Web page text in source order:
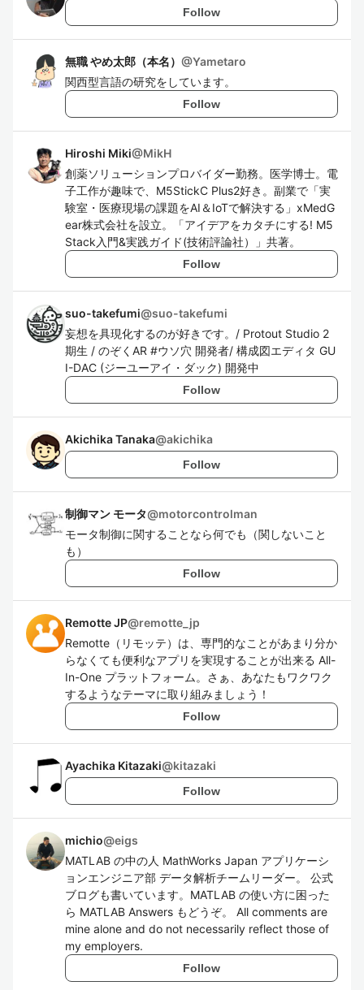
Follow
無職 やめ太郎（本名） @Yametaro
関西型言語の研究をしています。
Follow
Hiroshi Miki@MikH
創薬ソリューションプロバイダー勤務。医学博士。電
子工作が趣味で、M5StickC Plus2好き。副業で「実
験室・医療現場の課題をAI＆IoTで解決する」xMedG
ear株式会社を設立。「アイデアをカタチにする! M5
Stack入門&実践ガイド(技術評論社）」共著。
Follow
suo-takefumi@suo-takefumi
妄想を具現化するのが好きです。/ Protout Studio 2
期生 / のぞくAR #ウソ穴 開発者/ 構成図エディタ GU
I-DAC (ジーユーアイ・ダック) 開発中
Follow
Akichika Tanaka@akichika
Follow
制御マン モータ@motorcontrolman
モータ制御に関することなら何でも（関しないこと
も）
Follow
Remotte JP@remotte_jp
Remotte（リモッテ）は、専門的なことがあまり分か
らなくても便利なアプリを実現することが出来る All-
In-One プラットフォーム。さぁ、あなたもワクワク
するようなテーマに取り組みましょう！
Follow
Ayachika Kitazaki@kitazaki
Follow
michio@eigs
MATLAB の中の人 MathWorks Japan アプリケーシ
ョンエンジニア部 データ解析チームリーダー。 公式
ブログも書いています。MATLAB の使い方に困った
ら MATLAB Answers もどうぞ。 All comments are
mine alone and do not necessarily reflect those of
my employers.
Follow